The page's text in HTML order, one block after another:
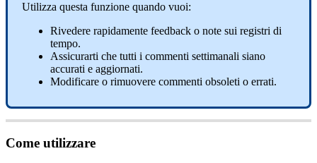
Utilizza questa funzione quando vuoi:
Rivedere rapidamente feedback o note sui registri di
tempo.
Assicurarti che tutti i commenti settimanali siano
accurati e aggiornati.
Modificare o rimuovere commenti obsoleti o errati.
Come utilizzare